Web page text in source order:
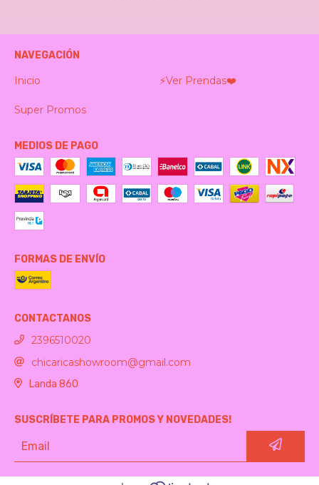
NAVEGACIÓN
Inicio ⚡️Ver Prendas❤️‍
Super Promos
MEDIOS DE PAGO
FORMAS DE ENVÍO
CONTACTANOS
2396510020
chicaricashowroom@gmail.com
Landa 860
SUSCRÍBETE PARA PROMOS Y NOVEDADES!